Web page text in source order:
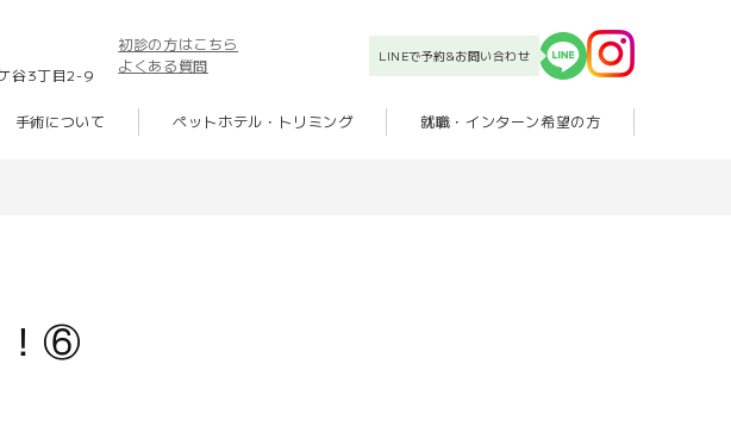
谷3丁目2-9
初診の方はこちら
よくある質問
LINEで予約&お問い合わせ
手術について ペットホテル・トリミング 就職・インターン希望の方
！⑥